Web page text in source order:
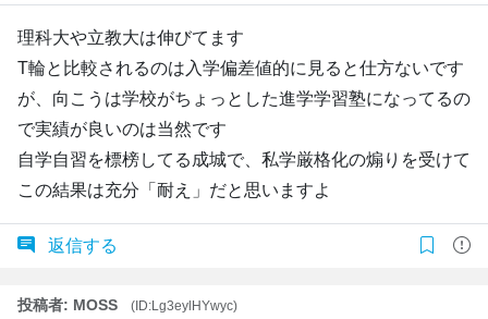
理科大や立教大は伸びてます
T輪と比較されるのは入学偏差値的に見ると仕方ないです
が、向こうは学校がちょっとした進学学習塾になってるの
で実績が良いのは当然です
自学自習を標榜してる成城で、私学厳格化の煽りを受けて
この結果は充分「耐え」だと思いますよ
返信する
投稿者: MOSS
(ID:Lg3eylHYwyc)